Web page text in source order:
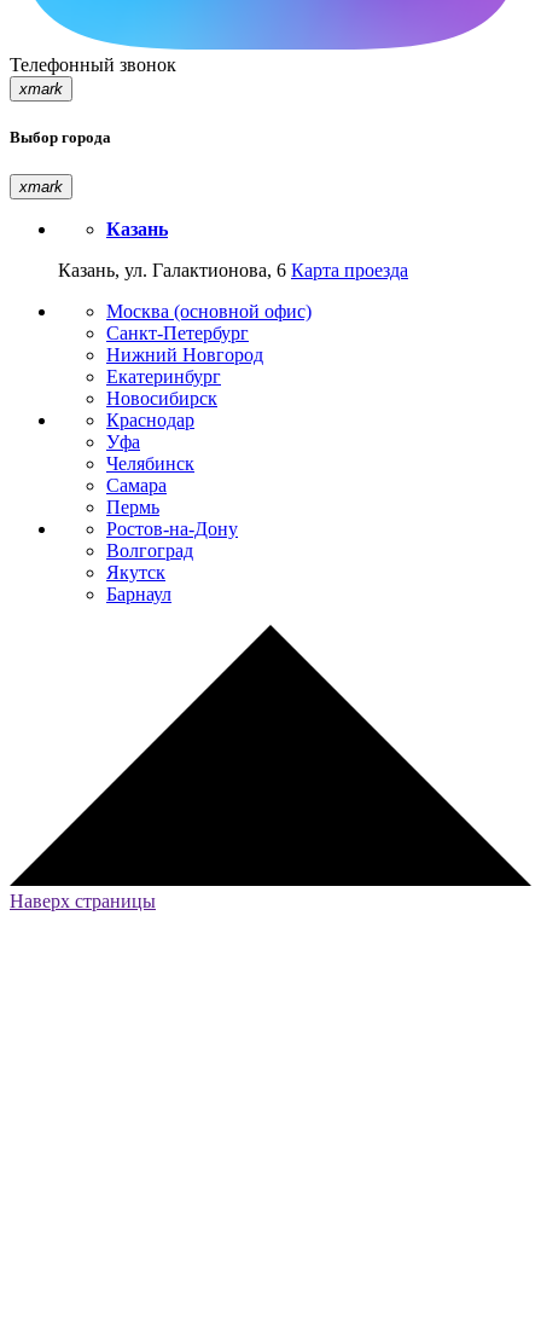
Телефонный звонок
xmark
Выбор города
xmark
Казань
Казань, ул. Галактионова, 6 Карта проезда
Москва (основной офис)
Санкт-Петербург
Нижний Новгород
Екатеринбург
Новосибирск
Краснодар
Уфа
Челябинск
Самара
Пермь
Ростов-на-Дону
Волгоград
Якутск
Барнаул
Наверх страницы